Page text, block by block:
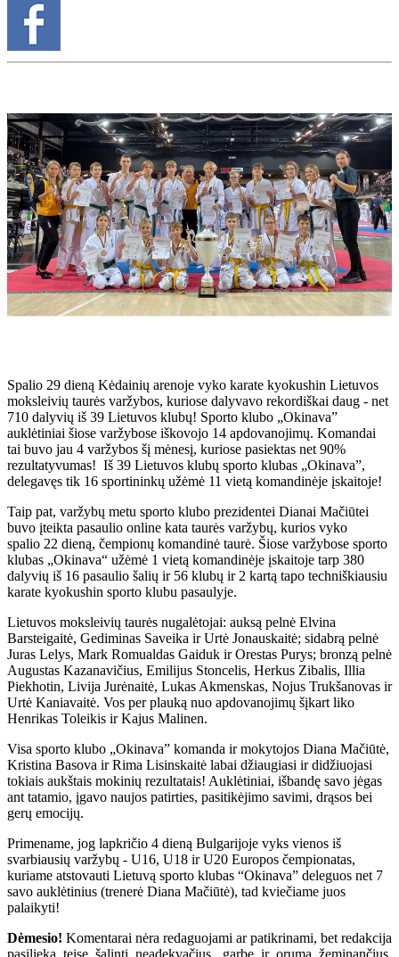
Spalio 29 dieną Kėdainių arenoje vyko karate kyokushin Lietuvos
moksleivių taurės varžybos, kuriose dalyvavo rekordiškai daug - net
710 dalyvių iš 39 Lietuvos klubų! Sporto klubo „Okinava”
auklėtiniai šiose varžybose iškovojo 14 apdovanojimų. Komandai
tai buvo jau 4 varžybos šį mėnesį, kuriose pasiektas net 90%
rezultatyvumas! Iš 39 Lietuvos klubų sporto klubas „Okinava”,
delegavęs tik 16 sportininkų užėmė 11 vietą komandinėje įskaitoje!
Taip pat, varžybų metu sporto klubo prezidentei Dianai Mačiūtei
buvo įteikta pasaulio online kata taurės varžybų, kurios vyko
spalio 22 dieną, čempionų komandinė taurė. Šiose varžybose sporto
klubas „Okinava“ užėmė 1 vietą komandinėje įskaitoje tarp 380
dalyvių iš 16 pasaulio šalių ir 56 klubų ir 2 kartą tapo techniškiausiu
karate kyokushin sporto klubu pasaulyje.
Lietuvos moksleivių taurės nugalėtojai: auksą pelnė Elvina
Barsteigaitė, Gediminas Saveika ir Urtė Jonauskaitė; sidabrą pelnė
Juras Lelys, Mark Romualdas Gaiduk ir Orestas Purys; bronzą pelnė
Augustas Kazanavičius, Emilijus Stoncelis, Herkus Zibalis, Illia
Piekhotin, Livija Jurėnaitė, Lukas Akmenskas, Nojus Trukšanovas ir
Urtė Kaniavaitė. Vos per plauką nuo apdovanojimų šįkart liko
Henrikas Toleikis ir Kajus Malinen.
Visa sporto klubo „Okinava” komanda ir mokytojos Diana Mačiūtė,
Kristina Basova ir Rima Lisinskaitė labai džiaugiasi ir didžiuojasi
tokiais aukštais mokinių rezultatais! Auklėtiniai, išbandę savo jėgas
ant tatamio, įgavo naujos patirties, pasitikėjimo savimi, drąsos bei
gerų emocijų.
Primename, jog lapkričio 4 dieną Bulgarijoje vyks vienos iš
svarbiausių varžybų - U16, U18 ir U20 Europos čempionatas,
kuriame atstovauti Lietuvą sporto klubas “Okinava” deleguos net 7
savo auklėtinius (trenerė Diana Mačiūtė), tad kviečiame juos
palaikyti!
Dėmesio! Komentarai nėra redaguojami ar patikrinami, bet redakcija
pasilieka teisę šalinti neadekvačius, garbę ir orumą žeminančius,